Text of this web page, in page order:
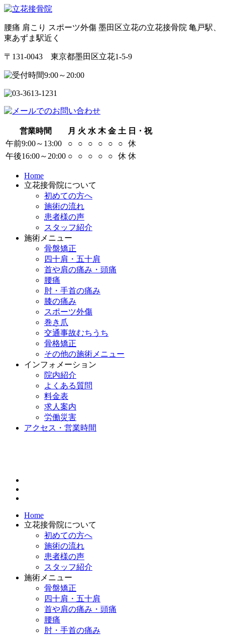
腰痛 肩こり スポーツ外傷 墨田区立花の立花接骨院 亀戸駅、
東あずま駅近く
〒131-0043 東京都墨田区立花1-5-9
営業時間 月 火 水 木 金 土 日・祝
午前9:00～13:00
○ ○ ○ ○ ○ ○
休
午後16:00～20:00 ○ ○ ○ ○ ○ 休 休
Home
立花接骨院について
初めての方へ
施術の流れ
患者様の声
スタッフ紹介
施術メニュー
骨盤矯正
四十肩・五十肩
首や肩の痛み・頭痛
腰痛
肘・手首の痛み
膝の痛み
スポーツ外傷
巻き爪
交通事故むちうち
骨格矯正
その他の施術メニュー
インフォメーション
院内紹介
よくある質問
料金表
求人案内
労働災害
アクセス・営業時間
Home
立花接骨院について
初めての方へ
施術の流れ
患者様の声
スタッフ紹介
施術メニュー
骨盤矯正
四十肩・五十肩
首や肩の痛み・頭痛
腰痛
肘・手首の痛み